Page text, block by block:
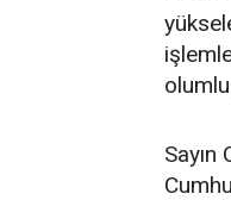
Sayın